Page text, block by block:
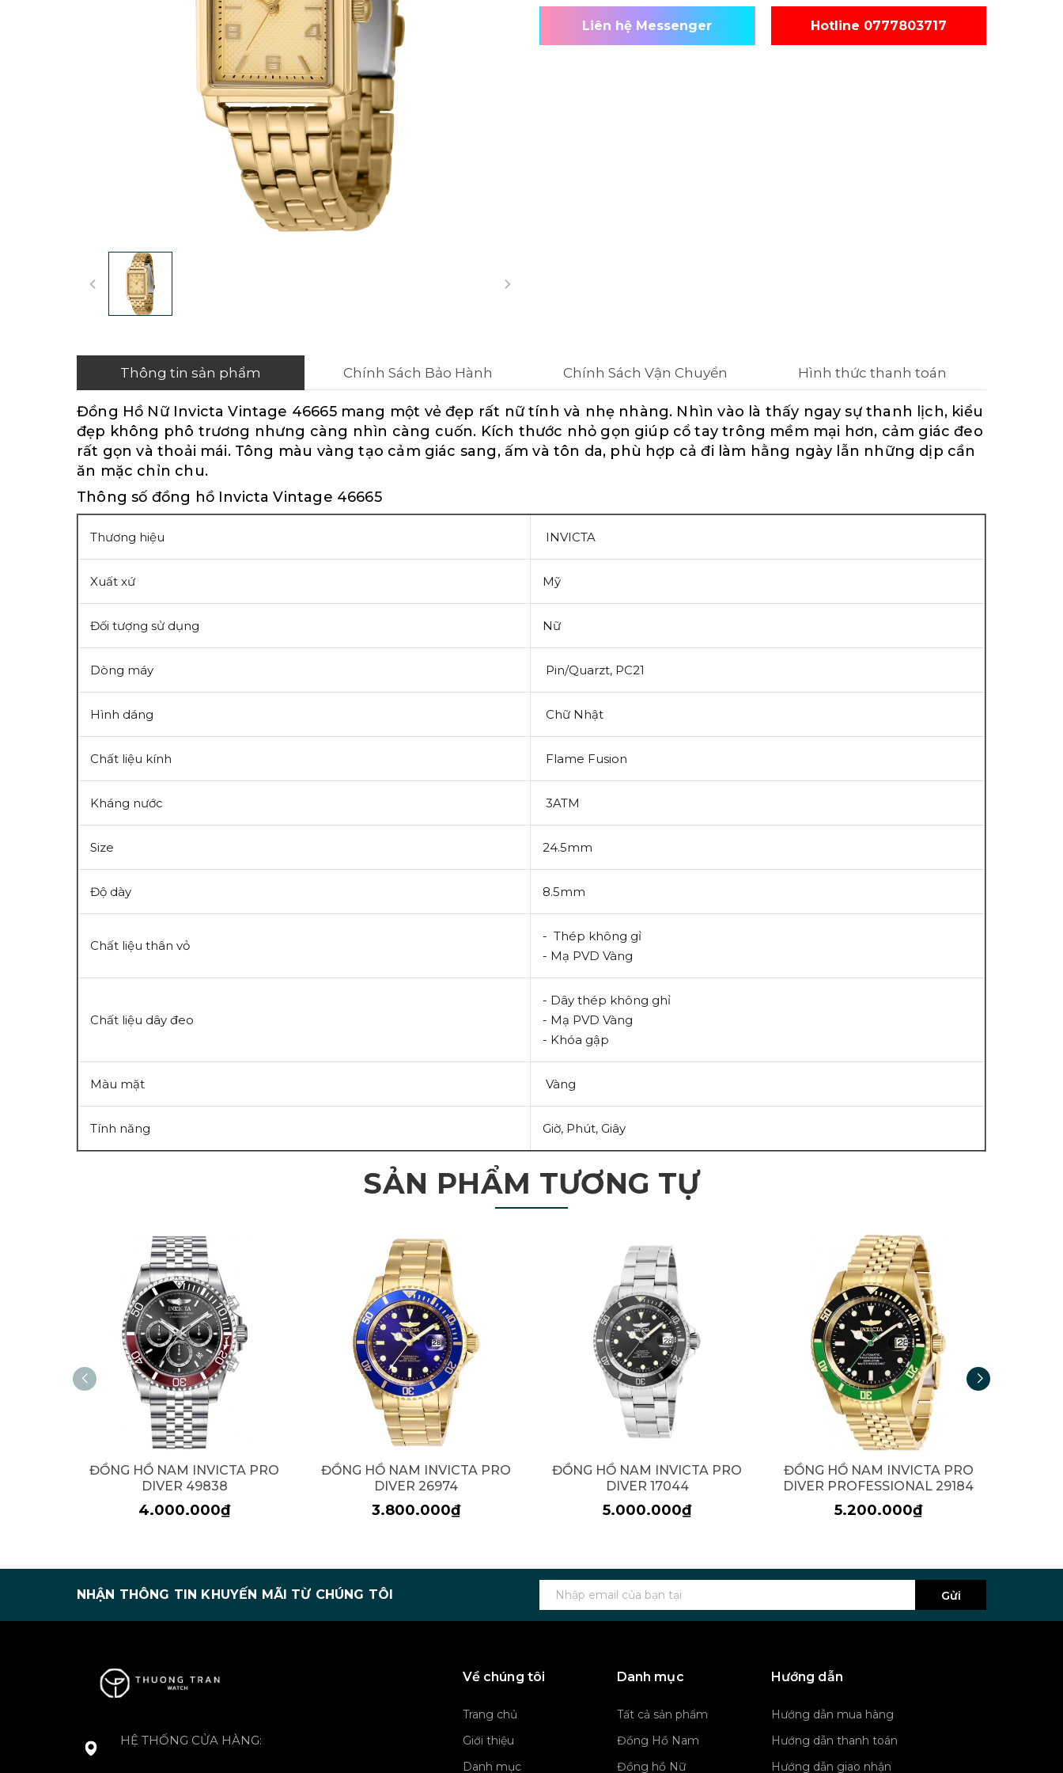
Liên hệ Messenger Hotline 0777803717
Thông tin sản phẩm Chính Sách Bảo Hành Chính Sách Vận Chuyển Hình thức thanh toán
Đồng Hồ Nữ Invicta Vintage 46665 mang một vẻ đẹp rất nữ tính và nhẹ nhàng. Nhìn vào là thấy ngay sự thanh lịch, kiểu
đẹp không phô trương nhưng càng nhìn càng cuốn. Kích thước nhỏ gọn giúp cổ tay trông mềm mại hơn, cảm giác đeo
rất gọn và thoải mái. Tông màu vàng tạo cảm giác sang, ấm và tôn da, phù hợp cả đi làm hằng ngày lẫn những dịp cần
ăn mặc chỉn chu.
Thông số đồng hồ Invicta Vintage 46665
Thương hiệu INVICTA
Xuất xứ Mỹ
Đối tượng sử dụng Nữ
Dòng máy Pin/Quarzt, PC21
Hình dáng Chữ Nhật
Chất liệu kính Flame Fusion
Kháng nước 3ATM
Size 24.5mm
Độ dày 8.5mm
Chất liệu thân vỏ
- Thép không gỉ
- Mạ PVD Vàng
Chất liệu dây đeo
- Dây thép không ghỉ
- Mạ PVD Vàng
- Khóa gập
Màu mặt Vàng
Tính năng Giờ, Phút, Giây
SẢN PHẨM TƯƠNG TỰ
ĐỒNG HỒ NAM INVICTA PRO
DIVER 49838
4.000.000₫
ĐỒNG HỒ NAM INVICTA PRO
DIVER 26974
3.800.000₫
ĐỒNG HỒ NAM INVICTA PRO
DIVER 17044
5.000.000₫
ĐỒNG HỒ NAM INVICTA PRO
DIVER PROFESSIONAL 29184
5.200.000₫
NHẬN THÔNG TIN KHUYẾN MÃI TỪ CHÚNG TÔI Gửi
HỆ THỐNG CỬA HÀNG:
Về chúng tôi
Trang chủ
Giới thiệu
Danh mục
Danh mục
Tất cả sản phẩm
Đồng Hồ Nam
Đồng hồ Nữ
Hướng dẫn
Hướng dẫn mua hàng
Hướng dẫn thanh toán
Hướng dẫn giao nhận